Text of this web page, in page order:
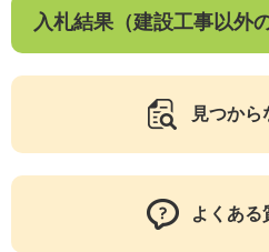
入札結果（建設工事以外
見つから
よくある